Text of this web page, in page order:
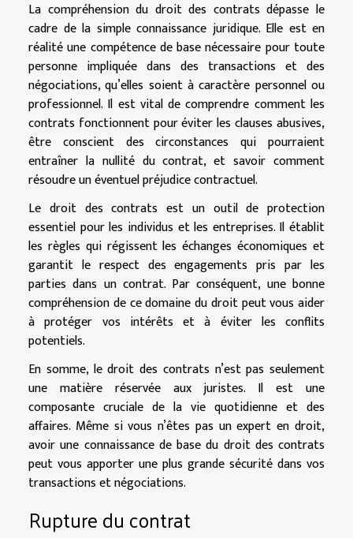
La compréhension du droit des contrats dépasse le
cadre de la simple connaissance juridique. Elle est en
réalité une compétence de base nécessaire pour toute
personne impliquée dans des transactions et des
négociations, qu’elles soient à caractère personnel ou
professionnel. Il est vital de comprendre comment les
contrats fonctionnent pour éviter les clauses abusives,
être conscient des circonstances qui pourraient
entraîner la nullité du contrat, et savoir comment
résoudre un éventuel préjudice contractuel.
Le droit des contrats est un outil de protection
essentiel pour les individus et les entreprises. Il établit
les règles qui régissent les échanges économiques et
garantit le respect des engagements pris par les
parties dans un contrat. Par conséquent, une bonne
compréhension de ce domaine du droit peut vous aider
à protéger vos intérêts et à éviter les conflits
potentiels.
En somme, le droit des contrats n’est pas seulement
une matière réservée aux juristes. Il est une
composante cruciale de la vie quotidienne et des
affaires. Même si vous n’êtes pas un expert en droit,
avoir une connaissance de base du droit des contrats
peut vous apporter une plus grande sécurité dans vos
transactions et négociations.
Rupture du contrat